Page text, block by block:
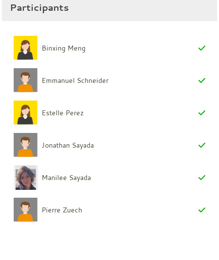
Participants
Binxing Meng
Emmanuel Schneider
Estelle Perez
Jonathan Sayada
Manilee Sayada
Pierre Zuech